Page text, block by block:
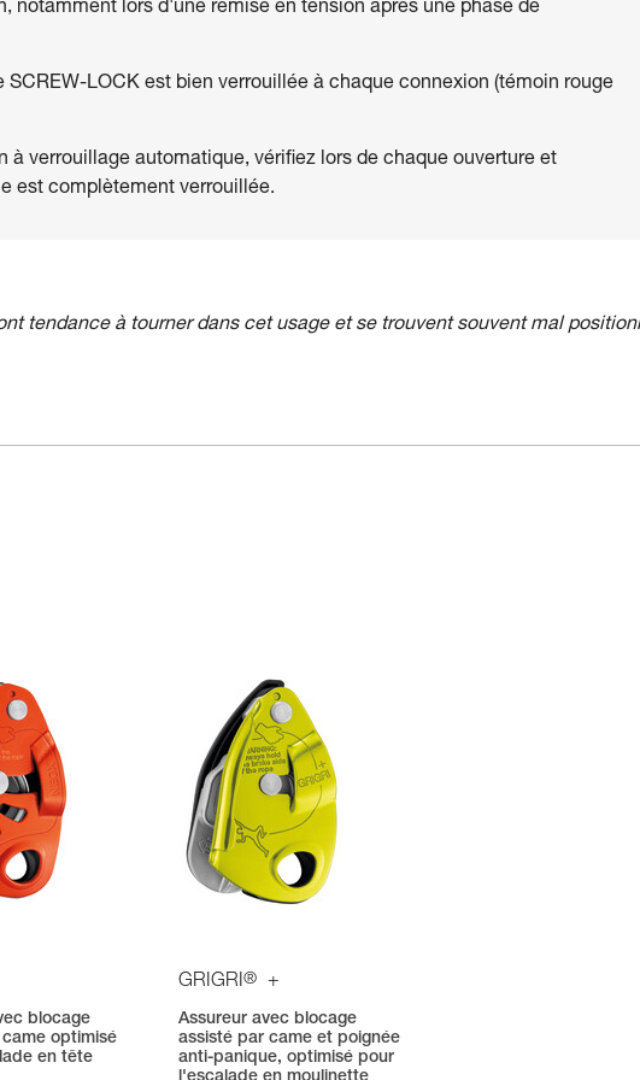
notamment lors d'une remise en tension après une phase de
SCREW-LOCK est bien verrouillée à chaque connexion (témoin rouge
à verrouillage automatique, vérifiez lors de chaque ouverture et
est complètement verrouillée.
tendance à tourner dans cet usage et se trouvent souvent mal
blocage
optimisé
en tête
GRIGRI® +
Assureur avec blocage
assisté par came et poignée
anti-panique, optimisé pour